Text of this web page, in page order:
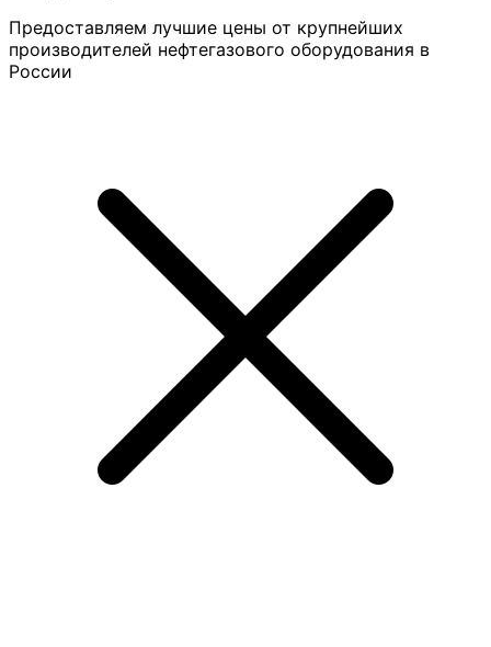
Предоставляем лучшие цены от крупнейших
производителей нефтегазового оборудования в
России